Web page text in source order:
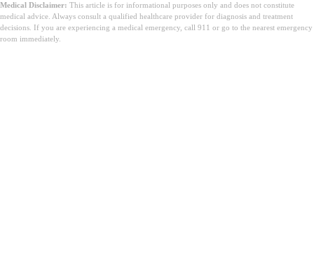
Medical Disclaimer: This article is for informational purposes only and does not constitute
medical advice. Always consult a qualified healthcare provider for diagnosis and treatment
decisions. If you are experiencing a medical emergency, call 911 or go to the nearest emergency
room immediately.